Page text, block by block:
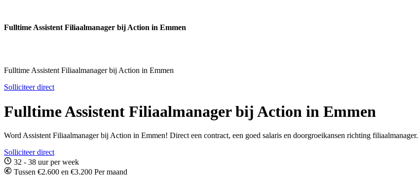
Fulltime Assistent Filiaalmanager bij Action in Emmen
Fulltime Assistent Filiaalmanager bij Action in Emmen
Solliciteer direct
Fulltime Assistent Filiaalmanager bij Action in Emmen
Word Assistent Filiaalmanager bij Action in Emmen! Direct een contract, een goed salaris en doorgroeikansen richting filiaalmanager.
Solliciteer direct
32 - 38 uur per week
Tussen €2.600 en €3.200 Per maand